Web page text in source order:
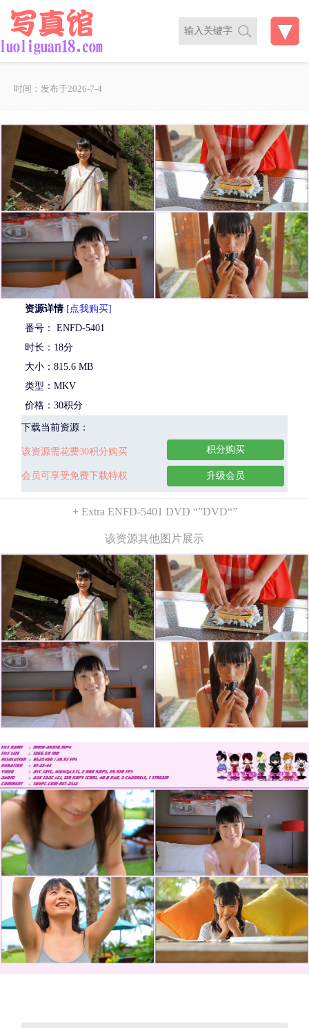
时间：发布于2026-7-4
资源详情 [点我购买]
番号： ENFD-5401
时长：18分
大小：815.6 MB
类型：MKV
价格：30积分
下载当前资源：
该资源需花费30积分购买
会员可享受免费下载特权
积分购买
升级会员
+ Extra ENFD-5401 DVD “”DVD“”
该资源其他图片展示